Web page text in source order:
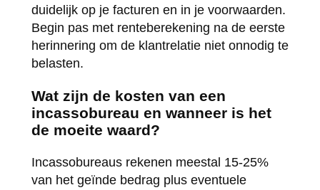
duidelijk op je facturen en in je voorwaarden.
Begin pas met renteberekening na de eerste
herinnering om de klantrelatie niet onnodig te
belasten.
Wat zijn de kosten van een
incassobureau en wanneer is het
de moeite waard?
Incassobureaus rekenen meestal 15-25%
van het geïnde bedrag plus eventuele